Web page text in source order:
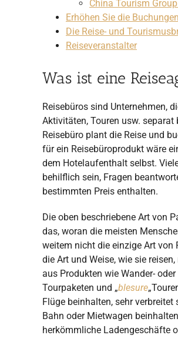
China Tourism
Erhöhen Sie die
Die Reise- und
Reiseveranstalter
Was ist eine
Reisebüros sind Unternehmen,
Aktivitäten, Touren usw.
Reisebüro plant die Reise und
für ein Reisebüroprodukt wäre
dem Hotelaufenthalt selbst.
behilflich sein, Fragen
bestimmten Preis enthalten.
Die oben beschriebene Art von
das, woran die meisten
weitem nicht die einzige Art von
die Art und Weise, wie sie
aus Produkten wie Wander-
Tourpaketen und „blesure
Flüge beinhalten, sehr
Bahn oder Mietwagen
herkömmliche Ladengeschäfte